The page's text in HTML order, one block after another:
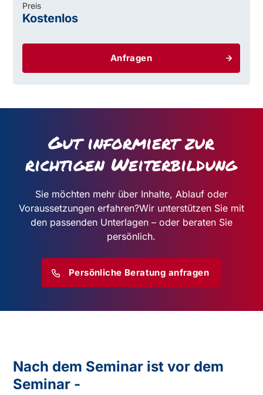
Anfragen
Preis
Kostenlos
Gut informiert zur
richtigen Weiterbildung
Sie möchten mehr über Inhalte, Ablauf oder
Voraussetzungen erfahren?Wir unterstützen Sie mit
den passenden Unterlagen – oder beraten Sie
persönlich.
Persönliche Beratung anfragen
Nach dem Seminar ist vor dem
Seminar -